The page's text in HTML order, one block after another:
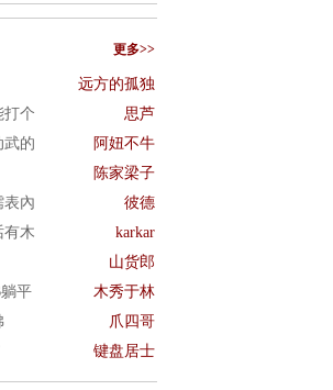
更多>>
远方的孤独
打个 思芦
武的 阿妞不牛
陈家梁子
表內 彼德
有木 karkar
山货郎
平 木秀于林
爪四哥
键盘居士